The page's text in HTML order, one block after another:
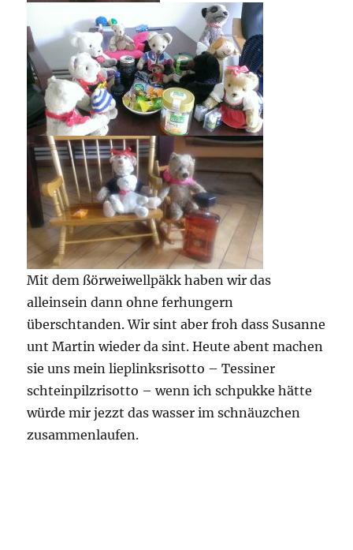
Mit dem ßörweiwellpäkk haben wir das
alleinsein dann ohne ferhungern
überschtanden. Wir sint aber froh dass Susanne
unt Martin wieder da sint. Heute abent machen
sie uns mein lieplinksrisotto – Tessiner
schteinpilzrisotto – wenn ich schpukke hätte
würde mir jezzt das wasser im schnäuzchen
zusammenlaufen.